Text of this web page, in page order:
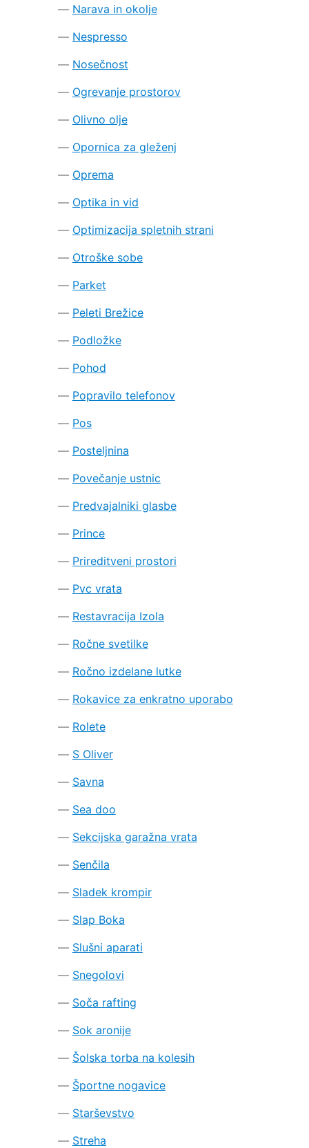
Narava in okolje
Nespresso
Nosečnost
Ogrevanje prostorov
Olivno olje
Opornica za gleženj
Oprema
Optika in vid
Optimizacija spletnih strani
Otroške sobe
Parket
Peleti Brežice
Podložke
Pohod
Popravilo telefonov
Pos
Posteljnina
Povečanje ustnic
Predvajalniki glasbe
Prince
Prireditveni prostori
Pvc vrata
Restavracija Izola
Ročne svetilke
Ročno izdelane lutke
Rokavice za enkratno uporabo
Rolete
S Oliver
Savna
Sea doo
Sekcijska garažna vrata
Senčila
Sladek krompir
Slap Boka
Slušni aparati
Snegolovi
Soča rafting
Sok aronije
Šolska torba na kolesih
Športne nogavice
Starševstvo
Streha